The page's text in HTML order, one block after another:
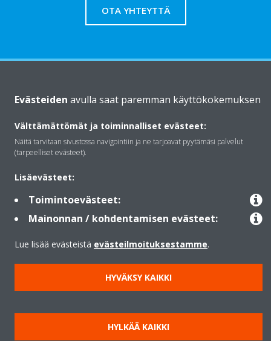
OTA YHTEYTTÄ
Ratkaisut
Yhteystiedot
Lämpöpumput
Copyright © Daikin
Evästeiden avulla saat paremman käyttökokemuksen
Välttämättömät ja toiminnalliset evästeet:
Näitä tarvitaan sivustossa navigointiin ja ne tarjoavat pyytämäsi palvelut
(tarpeelliset evästeet).
Lisäevästeet:
Toimintoevästeet:
Mainonnan / kohdentamisen evästeet:
Lue lisää evästeistä evästeilmoituksestamme.
HYVÄKSY KAIKKI
HYLKÄÄ KAIKKI